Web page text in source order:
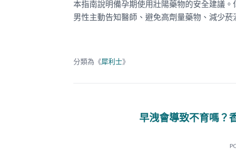
本指南說明備孕期使用壯陽藥物的安全建議
男性主動告知醫師、避免高劑量藥物、減少
分類為《犀利士》
早洩會導致不育嗎？